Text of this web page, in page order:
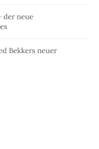
der neue
Bekkers neuer